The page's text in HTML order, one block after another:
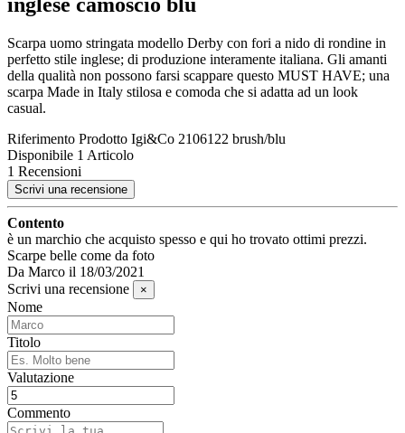
inglese camoscio blu
Scarpa uomo stringata modello Derby con fori a nido di rondine in
perfetto stile inglese; di produzione interamente italiana. Gli amanti
della qualità non possono farsi scappare questo MUST HAVE; una
scarpa Made in Italy stilosa e comoda che si adatta ad un look
casual.
Riferimento Prodotto Igi&Co 2106122 brush/blu
Disponibile 1 Articolo
1 Recensioni
Scrivi una recensione
Contento
è un marchio che acquisto spesso e qui ho trovato ottimi prezzi.
Scarpe belle come da foto
Da Marco il 18/03/2021
Scrivi una recensione
×
Nome
Titolo
Valutazione
Commento